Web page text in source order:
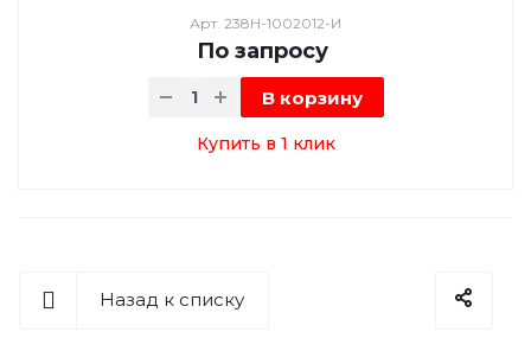
Арт. 238Н-1002012-И
По запросу
В корзину
Купить в 1 клик
Назад к списку